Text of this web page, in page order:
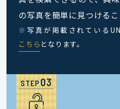
の写真を簡単に見つけるこ
※ 写真が掲載されている
こちら となります。
STEP